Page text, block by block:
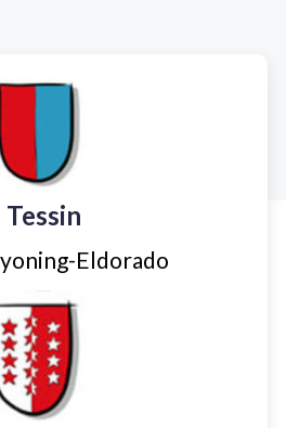
Tessin
Eldorado